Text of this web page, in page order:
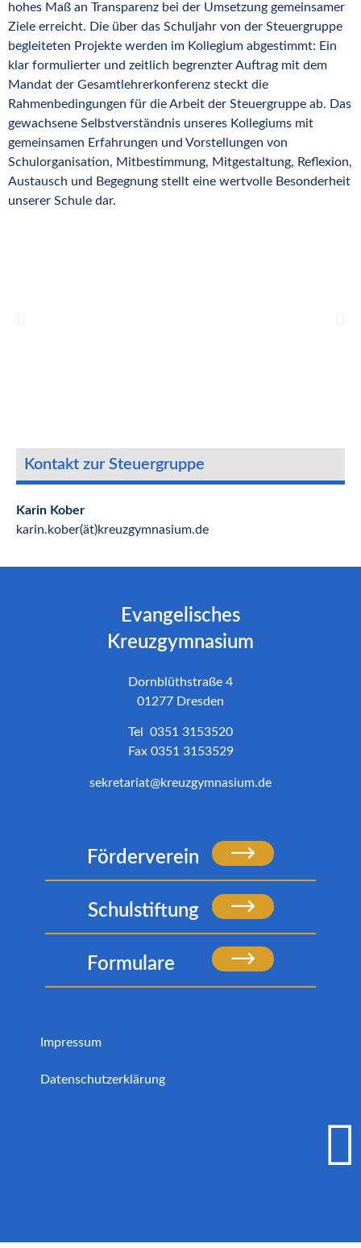
hohes Maß an Transparenz bei der Umsetzung gemeinsamer
Ziele erreicht. Die über das Schuljahr von der Steuergruppe
begleiteten Projekte werden im Kollegium abgestimmt: Ein
klar formulierter und zeitlich begrenzter Auftrag mit dem
Mandat der Gesamtlehrerkonferenz steckt die
Rahmenbedingungen für die Arbeit der Steuergruppe ab. Das
gewachsene Selbstverständnis unseres Kollegiums mit
gemeinsamen Erfahrungen und Vorstellungen von
Schulorganisation, Mitbestimmung, Mitgestaltung, Reflexion,
Austausch und Begegnung stellt eine wertvolle Besonderheit
unserer Schule dar.
Kontakt zur Steuergruppe
Karin Kober
karin.kober(ät)kreuzgymnasium.de
Evangelisches
Kreuzgymnasium
Dornblüthstraße 4
01277 Dresden
Tel 0351 3153520
Fax 0351 3153529
sekretariat@kreuzgymnasium.de
Förderverein
Schulstiftung
Formulare
Impressum
Datenschutzerklärung